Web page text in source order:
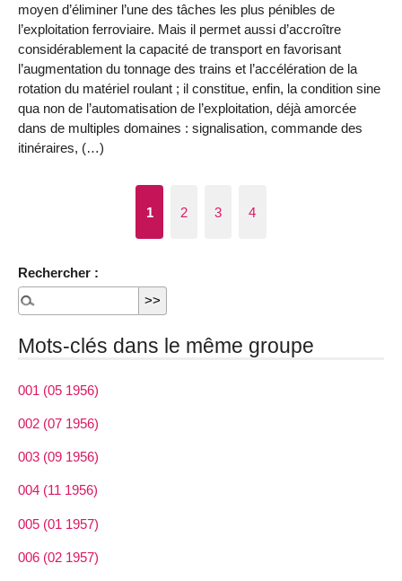
moyen d’éliminer l’une des tâches les plus pénibles de
l’exploitation ferroviaire. Mais il permet aussi d’accroître
considérablement la capacité de transport en favorisant
l’augmentation du tonnage des trains et l’accélération de la
rotation du matériel roulant ; il constitue, enfin, la condition sine
qua non de l’automatisation de l’exploitation, déjà amorcée
dans de multiples domaines : signalisation, commande des
itinéraires, (…)
1 2 3 4
Rechercher :
Mots-clés dans le même groupe
001 (05 1956)
002 (07 1956)
003 (09 1956)
004 (11 1956)
005 (01 1957)
006 (02 1957)